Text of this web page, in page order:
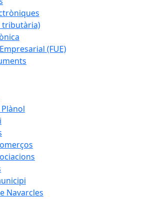
tributària)
(FUE)
Navarcles